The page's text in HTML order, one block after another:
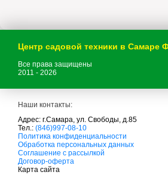
Центр садовой техники в Самаре
Все права защищены
2011 - 2026
Наши контакты:
Адрес: г.Самара, ул. Свободы, д.85
Тел.: (846)997-08-10
с
а
д
о
в
Политика конфиденциальности
Обработка персональных данных
Соглашение с рассылкой
Договор-оферта
Карта сайта